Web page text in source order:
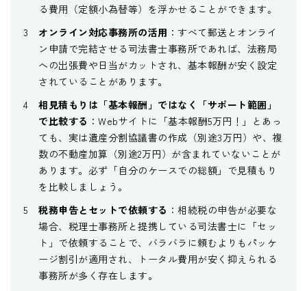
る費用（定額小為替等）を浮かせることができます。
オンライン対応事務所の活用 ：すべて郵送とオンライ
ン申請で完結させる司法書士事務所であれば、法務局
への出張費や日当がカットされ、基本報酬が安く設定
されていることがあります。
相見積もりは「基本報酬」ではなく「サポート範囲」
で比較する ：Webサイトに「基本報酬5万円！」とあっ
ても、実は遺産分割協議書の作成（別途3万円）や、複
数の不動産加算（別途2万円）が含まれていないことが
あります。必ず「自分のケースでの総額」で見積もり
を比較しましょう。
税務申告とセットで依頼する ：相続税の申告が必要な
場合、税理士事務所と提携している司法書士に「セッ
ト」で依頼することで、バラバラに頼むよりもパッケ
ージ割引が適用され、トータル費用が安く抑えられる
事務所が多く存在します。